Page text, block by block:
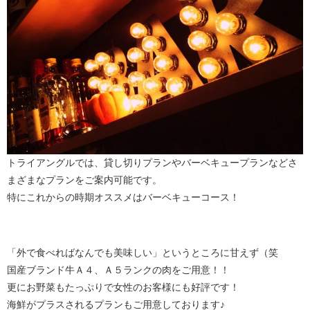
トライアングルでは、貸し切りプランやバーベキュープランなどさ
まざまなプランをご案内可能です。
特にこれからの時期オススメはバーベキューコース！
「外で食べればなんでも美味しい」というところに甘えず（笑
国産ブランド牛Ａ４、Ａ５ランクの肉をご用意！！
更にお野菜もたっぷりで女性のお客様にも好評です！
海鮮がプラスされるプランもご用意しております♪